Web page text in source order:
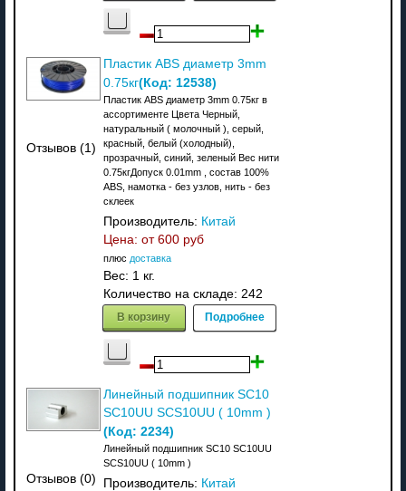
Отзывов (1)
Пластик ABS диаметр 3mm
0.75кг(Код: 12538)
Пластик ABS диаметр 3mm 0.75кг в
ассортименте Цвета Черный,
натуральный ( молочный ), серый,
красный, белый (холодный),
прозрачный, синий, зеленый Вес нити
0.75кгДопуск 0.01mm , состав 100%
ABS, намотка - без узлов, нить - без
склеек
Производитель: Китай
Цена: от 600 руб
плюс доставка
Вес: 1 кг.
Количество на складе: 242
В корзину Подробнее
Отзывов (0)
Линейный подшипник SC10
SC10UU SCS10UU ( 10mm )
(Код: 2234)
Линейный подшипник SC10 SC10UU
SCS10UU ( 10mm )
Производитель: Китай